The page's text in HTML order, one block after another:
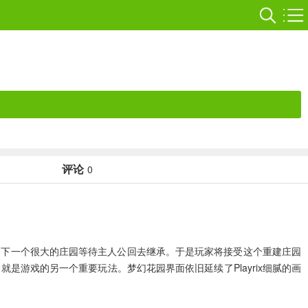
评论 0
一个很大的庄园等待主人公回去继承。于是玩家将接受这个重建庄园
是游戏的另一个重要玩法。梦幻花园界面依旧延续了Playrix细腻的画